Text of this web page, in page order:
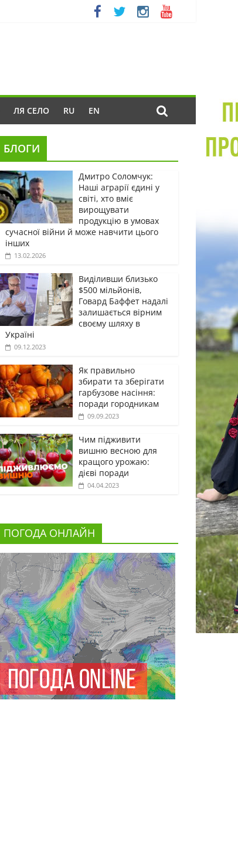
ЛЯ СЕЛО RU EN
БЛОГИ
Дмитро Соломчук:
Наші аграрії єдині у
світі, хто вміє
вирощувати
продукцію в умовах
сучасної війни й може навчити цього
інших
13.02.2026
Виділивши близько
$500 мільйонів,
Говард Баффет надалі
залишається вірним
своєму шляху в
Україні
09.12.2023
Як правильно
збирати та зберігати
гарбузове насіння:
поради городникам
09.09.2023
Чим підживити
вишню весною для
кращого урожаю:
дієві поради
04.04.2023
ПОГОДА ОНЛАЙН